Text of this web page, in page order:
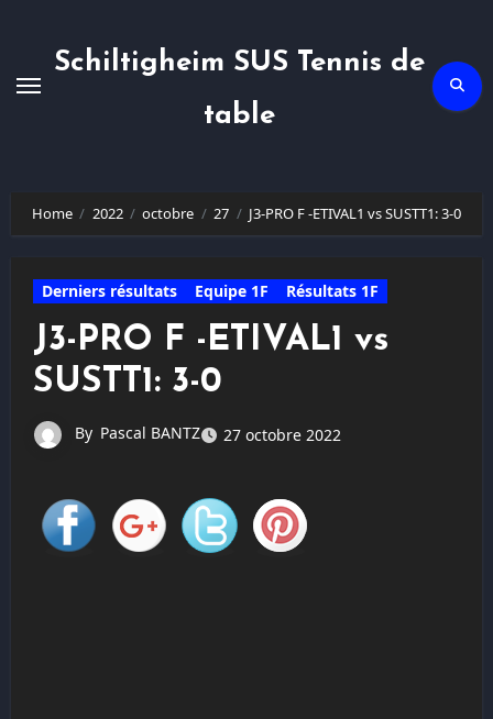
Schiltigheim SUS Tennis de
table
Home 2022 octobre 27 J3-PRO F -ETIVAL1 vs SUSTT1: 3-0
Derniers résultats Equipe 1F Résultats 1F
J3-PRO F -ETIVAL1 vs
SUSTT1: 3-0
By Pascal BANTZ 27 octobre 2022